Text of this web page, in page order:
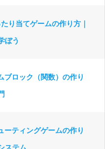
り当てゲームの作り方｜
ぼう
ブロック（関数）の作り
ーティングゲームの作り
ステム